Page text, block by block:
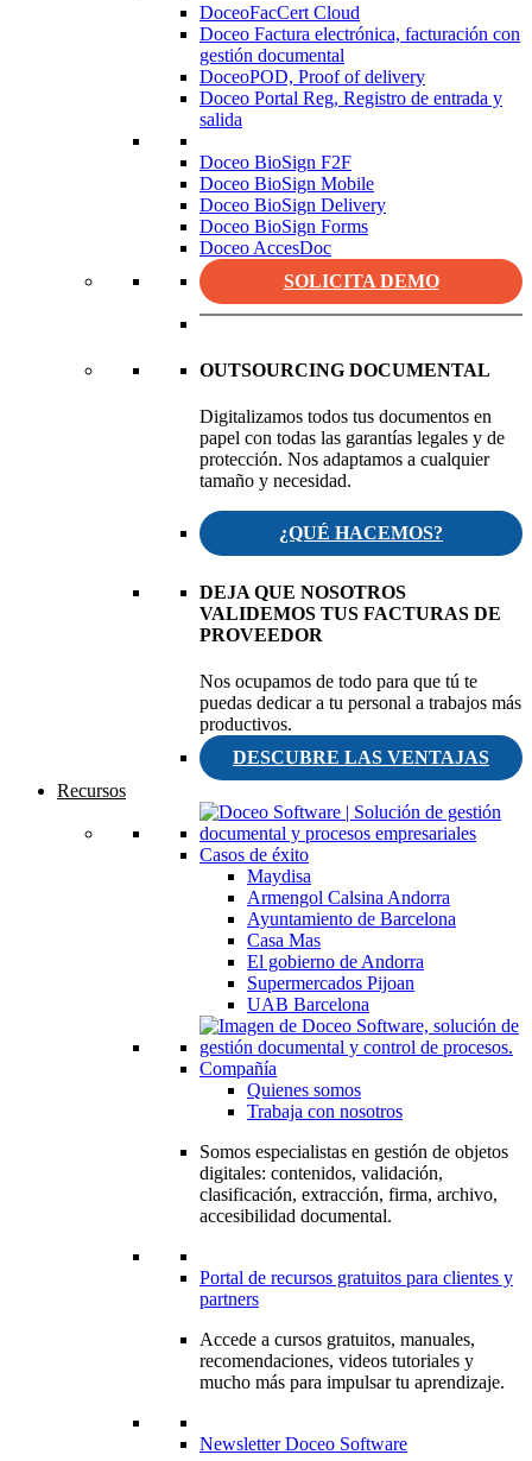
DoceoFacCert Cloud
Doceo Factura electrónica, facturación con
gestión documental
DoceoPOD, Proof of delivery
Doceo Portal Reg, Registro de entrada y
salida
Doceo BioSign F2F
Doceo BioSign Mobile
Doceo BioSign Delivery
Doceo BioSign Forms
Doceo AccesDoc
SOLICITA DEMO
OUTSOURCING DOCUMENTAL
Digitalizamos todos tus documentos en
papel con todas las garantías legales y de
protección. Nos adaptamos a cualquier
tamaño y necesidad.
¿QUÉ HACEMOS?
DEJA QUE NOSOTROS
VALIDEMOS TUS FACTURAS DE
PROVEEDOR
Nos ocupamos de todo para que tú te
puedas dedicar a tu personal a trabajos más
productivos.
DESCUBRE LAS VENTAJAS
Recursos
Casos de éxito
Maydisa
Armengol Calsina Andorra
Ayuntamiento de Barcelona
Casa Mas
El gobierno de Andorra
Supermercados Pijoan
UAB Barcelona
Compañía
Quienes somos
Trabaja con nosotros
Somos especialistas en gestión de objetos
digitales: contenidos, validación,
clasificación, extracción, firma, archivo,
accesibilidad documental.
Portal de recursos gratuitos para clientes y
partners
Accede a cursos gratuitos, manuales,
recomendaciones, videos tutoriales y
mucho más para impulsar tu aprendizaje.
Newsletter Doceo Software